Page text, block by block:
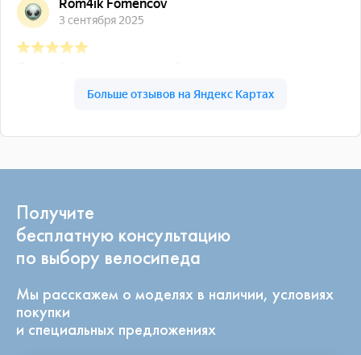
Получите
бесплатную консультацию
по выбору велосипеда
Мы расскажем о моделях в наличии, условиях
покупки
и специальных предложениях